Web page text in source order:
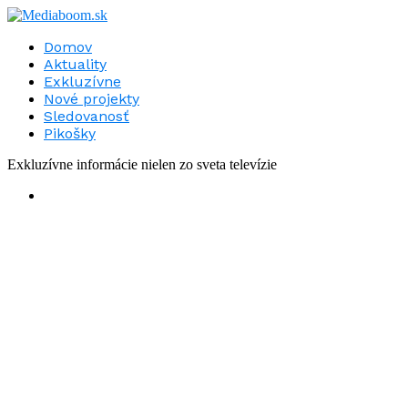
Domov
Aktuality
Exkluzívne
Nové projekty
Sledovanosť
Pikošky
Exkluzívne informácie nielen zo sveta televízie